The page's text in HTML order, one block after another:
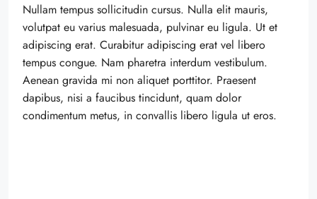
Nullam tempus sollicitudin cursus. Nulla elit mauris,
volutpat eu varius malesuada, pulvinar eu ligula. Ut et
adipiscing erat. Curabitur adipiscing erat vel libero
tempus congue. Nam pharetra interdum vestibulum.
Aenean gravida mi non aliquet porttitor. Praesent
dapibus, nisi a faucibus tincidunt, quam dolor
condimentum metus, in convallis libero ligula ut eros.